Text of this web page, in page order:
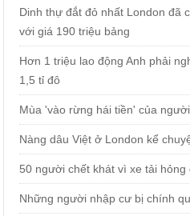
Dinh thự đắt đỏ nhất London đã
với giá 190 triệu bảng
Hơn 1 triệu lao động Anh phải
1,5 tỉ đô
Mùa 'vào rừng hái tiền' của
Nàng dâu Việt ở London kể
50 người chết khát vì xe tải hỏng
Những người nhập cư bị chính